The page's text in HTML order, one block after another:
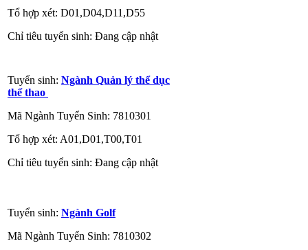
Tổ hợp xét: D01,D04,D11,D55
Chỉ tiêu tuyển sinh: Đang cập nhật
Tuyển sinh: Ngành Quản lý thể dục
thể thao
Mã Ngành Tuyển Sinh: 7810301
Tổ hợp xét: A01,D01,T00,T01
Chỉ tiêu tuyển sinh: Đang cập nhật
Tuyển sinh: Ngành Golf
Mã Ngành Tuyển Sinh: 7810302